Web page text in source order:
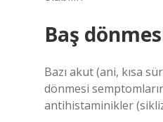
Baş
Bazı akut (ani, kısa
dönmesi
antihistaminikler